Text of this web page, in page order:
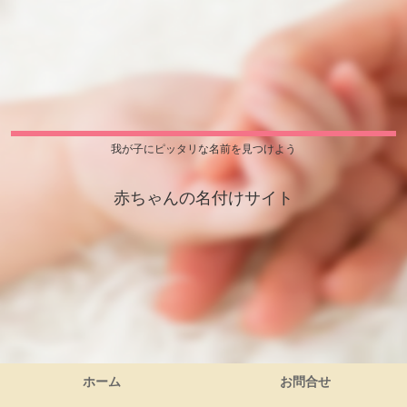
我が子にピッタリな名前を見つけよう
赤ちゃんの名付けサイト
ホーム お問合せ